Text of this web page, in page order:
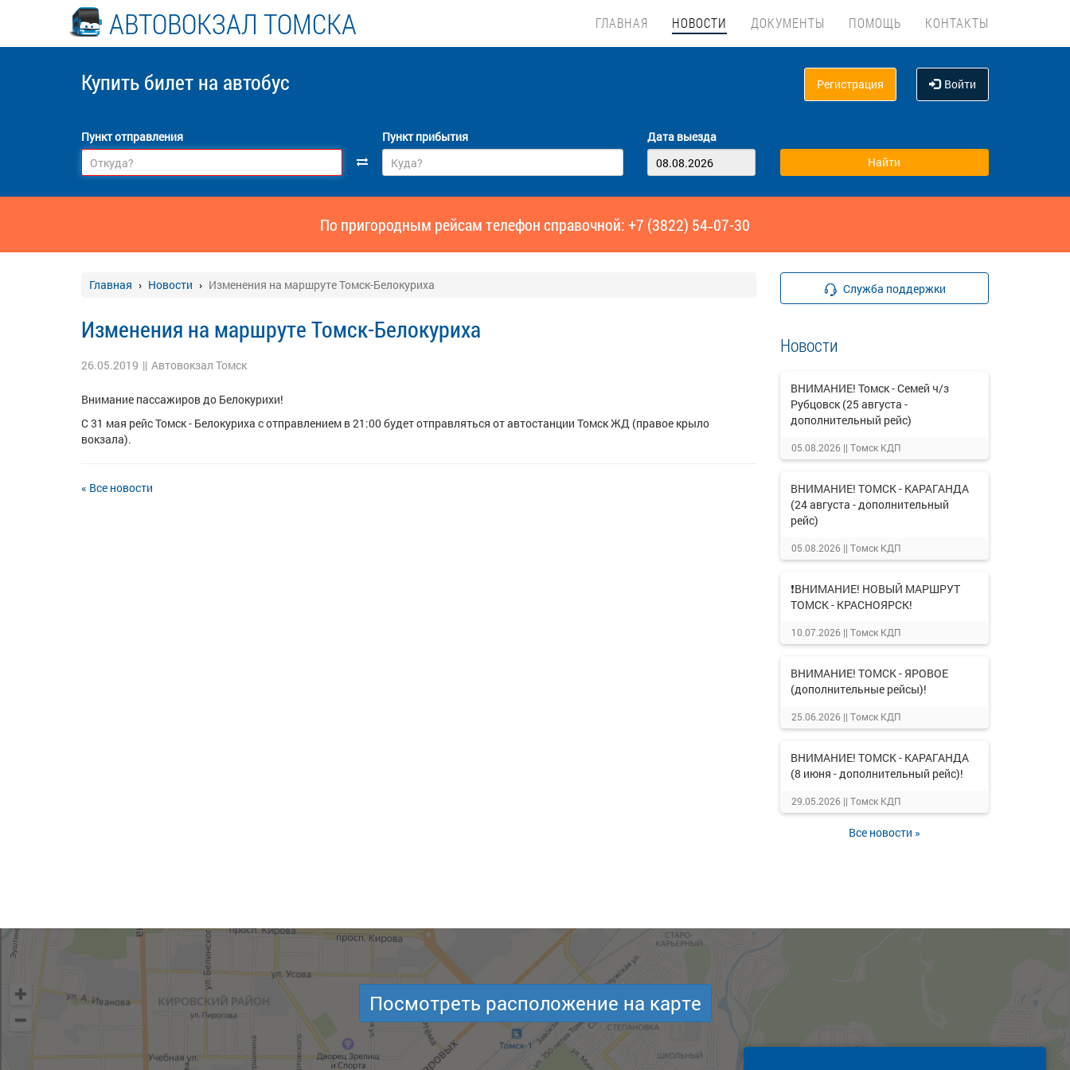
АВТОВОКЗАЛ ТОМСКА ГЛАВНАЯ НОВОСТИ ДОКУМЕНТЫ ПОМОЩЬ КОНТАКТЫ
Купить билет на автобус Регистрация Войти
Пункт отправления Пункт прибытия Дата выезда
По пригородным рейсам телефон справочной: +7 (3822) 54‑07-30
Главная Новости Изменения на маршруте Томск-Белокуриха
Изменения на маршруте Томск-Белокуриха
26.05.2019 || Автовокзал Томск
Внимание пассажиров до Белокурихи!
С 31 мая рейс Томск - Белокуриха с отправлением в 21:00 будет отправляться от автостанции Томск ЖД (правое крыло
вокзала).
« Все новости
Служба поддержки
Новости
ВНИМАНИЕ! Томск - Семей ч/з
Рубцовск (25 августа -
дополнительный рейс)
05.08.2026 || Томск КДП
ВНИМАНИЕ! ТОМСК - КАРАГАНДА
(24 августа - дополнительный
рейс)
05.08.2026 || Томск КДП
❗ВНИМАНИЕ! НОВЫЙ МАРШРУТ
ТОМСК - КРАСНОЯРСК!
10.07.2026 || Томск КДП
ВНИМАНИЕ! ТОМСК - ЯРОВОЕ
(дополнительные рейсы)!
25.06.2026 || Томск КДП
ВНИМАНИЕ! ТОМСК - КАРАГАНДА
(8 июня - дополнительный рейс)!
29.05.2026 || Томск КДП
Все новости »
Посмотреть расположение на карте